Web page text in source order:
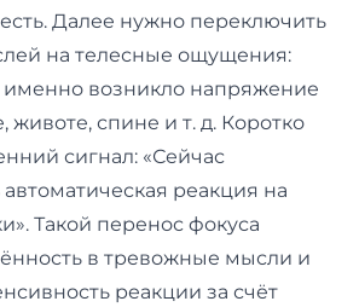
Далее нужно переключить
на телесные ощущения:
именно возникло напряжение
животе, спине и т. д. Коротко
сигнал: «Сейчас
реакция на
Такой перенос фокуса
в тревожные мысли и
реакции за счёт